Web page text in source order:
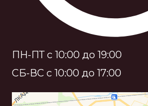
ПН-ПТ с 10:00 до 19:00
СБ-ВС с 10:00 до 17:00